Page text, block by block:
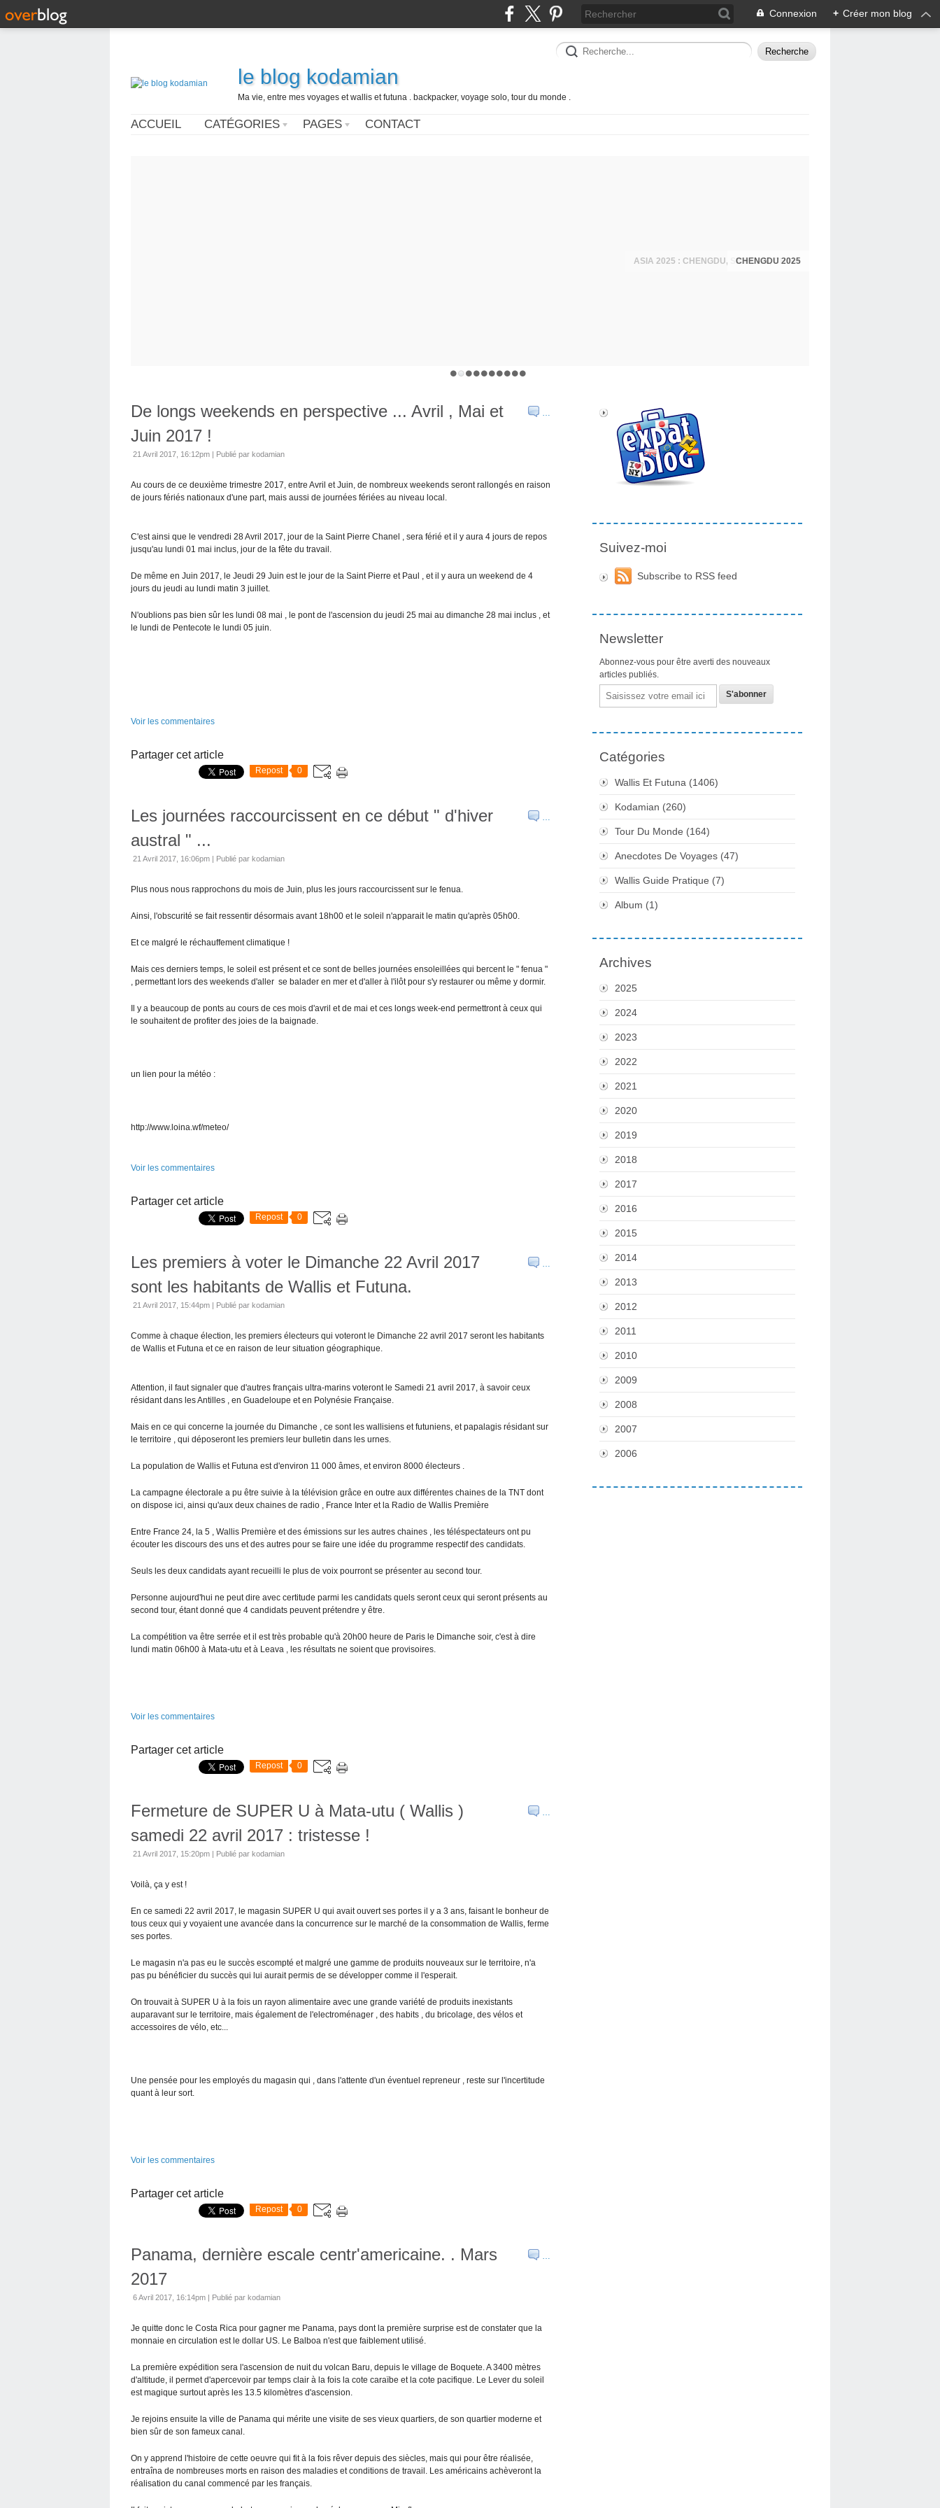
Connexion + Créer mon blog
le blog kodamian
Ma vie, entre mes voyages et wallis et futuna . backpacker, voyage solo, tour du monde .
ACCUEIL CATÉGORIES PAGES CONTACT
CHENGDU 2025
…
De longs weekends en perspective ... Avril , Mai et
Juin 2017 !
21 Avril 2017, 16:12pm | Publié par kodamian
Au cours de ce deuxième trimestre 2017, entre Avril et Juin, de nombreux weekends seront rallongés en raison
de jours fériés nationaux d'une part, mais aussi de journées fériées au niveau local.
C'est ainsi que le vendredi 28 Avril 2017, jour de la Saint Pierre Chanel , sera férié et il y aura 4 jours de repos
jusqu'au lundi 01 mai inclus, jour de la fête du travail.
De même en Juin 2017, le Jeudi 29 Juin est le jour de la Saint Pierre et Paul , et il y aura un weekend de 4
jours du jeudi au lundi matin 3 juillet.
N'oublions pas bien sûr les lundi 08 mai , le pont de l'ascension du jeudi 25 mai au dimanche 28 mai inclus , et
le lundi de Pentecote le lundi 05 juin.
Voir les commentaires
Partager cet article
Repost 0
…
Les journées raccourcissent en ce début " d'hiver
austral " ...
21 Avril 2017, 16:06pm | Publié par kodamian
Plus nous nous rapprochons du mois de Juin, plus les jours raccourcissent sur le fenua.
Ainsi, l'obscurité se fait ressentir désormais avant 18h00 et le soleil n'apparait le matin qu'après 05h00.
Et ce malgré le réchauffement climatique !
Mais ces derniers temps, le soleil est présent et ce sont de belles journées ensoleillées qui bercent le " fenua "
, permettant lors des weekends d'aller se balader en mer et d'aller à l'ilôt pour s'y restaurer ou même y dormir.
Il y a beaucoup de ponts au cours de ces mois d'avril et de mai et ces longs week-end permettront à ceux qui
le souhaitent de profiter des joies de la baignade.
un lien pour la météo :
http://www.loina.wf/meteo/
Voir les commentaires
Partager cet article
Repost 0
…
Les premiers à voter le Dimanche 22 Avril 2017
sont les habitants de Wallis et Futuna.
21 Avril 2017, 15:44pm | Publié par kodamian
Comme à chaque élection, les premiers électeurs qui voteront le Dimanche 22 avril 2017 seront les habitants
de Wallis et Futuna et ce en raison de leur situation géographique.
Attention, il faut signaler que d'autres français ultra-marins voteront le Samedi 21 avril 2017, à savoir ceux
résidant dans les Antilles , en Guadeloupe et en Polynésie Française.
Mais en ce qui concerne la journée du Dimanche , ce sont les wallisiens et futuniens, et papalagis résidant sur
le territoire , qui déposeront les premiers leur bulletin dans les urnes.
La population de Wallis et Futuna est d'environ 11 000 âmes, et environ 8000 électeurs .
La campagne électorale a pu être suivie à la télévision grâce en outre aux différentes chaines de la TNT dont
on dispose ici, ainsi qu'aux deux chaines de radio , France Inter et la Radio de Wallis Première
Entre France 24, la 5 , Wallis Première et des émissions sur les autres chaines , les téléspectateurs ont pu
écouter les discours des uns et des autres pour se faire une idée du programme respectif des candidats.
Seuls les deux candidats ayant recueilli le plus de voix pourront se présenter au second tour.
Personne aujourd'hui ne peut dire avec certitude parmi les candidats quels seront ceux qui seront présents au
second tour, étant donné que 4 candidats peuvent prétendre y être.
La compétition va être serrée et il est très probable qu'à 20h00 heure de Paris le Dimanche soir, c'est à dire
lundi matin 06h00 à Mata-utu et à Leava , les résultats ne soient que provisoires.
Voir les commentaires
Partager cet article
Repost 0
…
Fermeture de SUPER U à Mata-utu ( Wallis )
samedi 22 avril 2017 : tristesse !
21 Avril 2017, 15:20pm | Publié par kodamian
Voilà, ça y est !
En ce samedi 22 avril 2017, le magasin SUPER U qui avait ouvert ses portes il y a 3 ans, faisant le bonheur de
tous ceux qui y voyaient une avancée dans la concurrence sur le marché de la consommation de Wallis, ferme
ses portes.
Le magasin n'a pas eu le succès escompté et malgré une gamme de produits nouveaux sur le territoire, n'a
pas pu bénéficier du succès qui lui aurait permis de se développer comme il l'esperait.
On trouvait à SUPER U à la fois un rayon alimentaire avec une grande variété de produits inexistants
auparavant sur le territoire, mais également de l'electroménager , des habits , du bricolage, des vélos et
accessoires de vélo, etc...
Une pensée pour les employés du magasin qui , dans l'attente d'un éventuel repreneur , reste sur l'incertitude
quant à leur sort.
Voir les commentaires
Partager cet article
Repost 0
…
Panama, dernière escale centr'americaine. . Mars
2017
6 Avril 2017, 16:14pm | Publié par kodamian
Je quitte donc le Costa Rica pour gagner me Panama, pays dont la première surprise est de constater que la
monnaie en circulation est le dollar US. Le Balboa n'est que faiblement utilisé.
La première expédition sera l'ascension de nuit du volcan Baru, depuis le village de Boquete. A 3400 mètres
d'altitude, il permet d'apercevoir par temps clair à la fois la cote caraïbe et la cote pacifique. Le Lever du soleil
est magique surtout après les 13.5 kilomètres d'ascension.
Je rejoins ensuite la ville de Panama qui mérite une visite de ses vieux quartiers, de son quartier moderne et
bien sûr de son fameux canal.
On y apprend l'histoire de cette oeuvre qui fit à la fois rêver depuis des siècles, mais qui pour être réalisée,
entraîna de nombreuses morts en raison des maladies et conditions de travail. Les américains achèveront la
réalisation du canal commencé par les français.
Suivez-moi
Subscribe to RSS feed
Newsletter
Abonnez-vous pour être averti des nouveaux
articles publiés.
Email
Catégories
Wallis Et Futuna (1406)
Kodamian (260)
Tour Du Monde (164)
Anecdotes De Voyages (47)
Wallis Guide Pratique (7)
Album (1)
Archives
2025
2024
2023
2022
2021
2020
2019
2018
2017
2016
2015
2014
2013
2012
2011
2010
2009
2008
2007
2006